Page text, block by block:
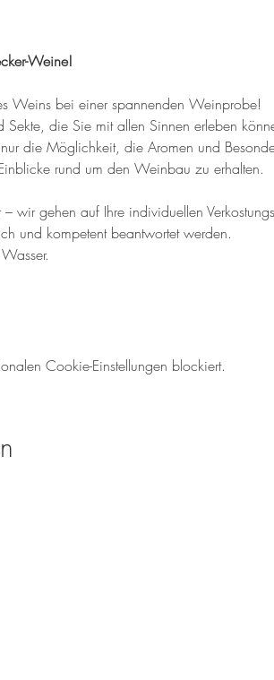
Weine!
Weins bei einer spannenden Weinprobe!
die Sie mit allen Sinnen erleben
die Möglichkeit, die Aromen und
rund um den Weinbau zu erhalten.
gehen auf Ihre individuellen
und kompetent beantwortet werden.
Cookie-Einstellungen blockiert.